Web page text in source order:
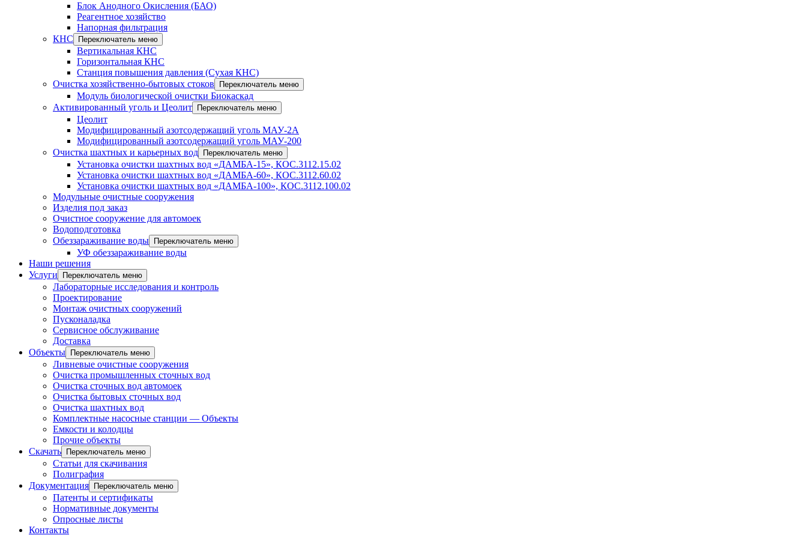
Блок Анодного Окисления (БАО)
Реагентное хозяйство
Напорная фильтрация
КНС
Переключатель меню
Вертикальная КНС
Горизонтальная КНС
Станция повышения давления (Сухая КНС)
Очистка хозяйственно-бытовых стоков
Переключатель меню
Модуль биологической очистки Биокаскад
Активированный уголь и Цеолит
Переключатель меню
Цеолит
Модифицированный азотсодержащий уголь МАУ-2А
Модифицированный азотсодержащий уголь МАУ-200
Очистка шахтных и карьерных вод
Переключатель меню
Установка очистки шахтных вод «ДАМБА-15», КОС.3112.15.02
Установка очистки шахтных вод «ДАМБА-60», КОС.3112.60.02
Установка очистки шахтных вод «ДАМБА-100», КОС.3112.100.02
Модульные очистные сооружения
Изделия под заказ
Очистное сооружение для автомоек
Водоподготовка
Обеззараживание воды
Переключатель меню
УФ обеззараживание воды
Наши решения
Услуги
Переключатель меню
Лабораторные исследования и контроль
Проектирование
Монтаж очистных сооружений
Пусконаладка
Сервисное обслуживание
Доставка
Объекты
Переключатель меню
Ливневые очистные сооружения
Очистка промышленных сточных вод
Очистка сточных вод автомоек
Очистка бытовых сточных вод
Очистка шахтных вод
Комплектные насосные станции — Объекты
Емкости и колодцы
Прочие объекты
Скачать
Переключатель меню
Статьи для скачивания
Полиграфия
Документация
Переключатель меню
Патенты и сертификаты
Нормативные документы
Опросные листы
Контакты